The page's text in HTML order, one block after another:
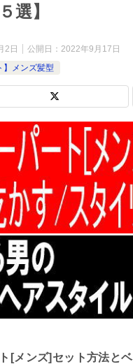
選】
2日 公開日： 2022年9月17日
】メンズ髪型
[メンズ]セット方法と